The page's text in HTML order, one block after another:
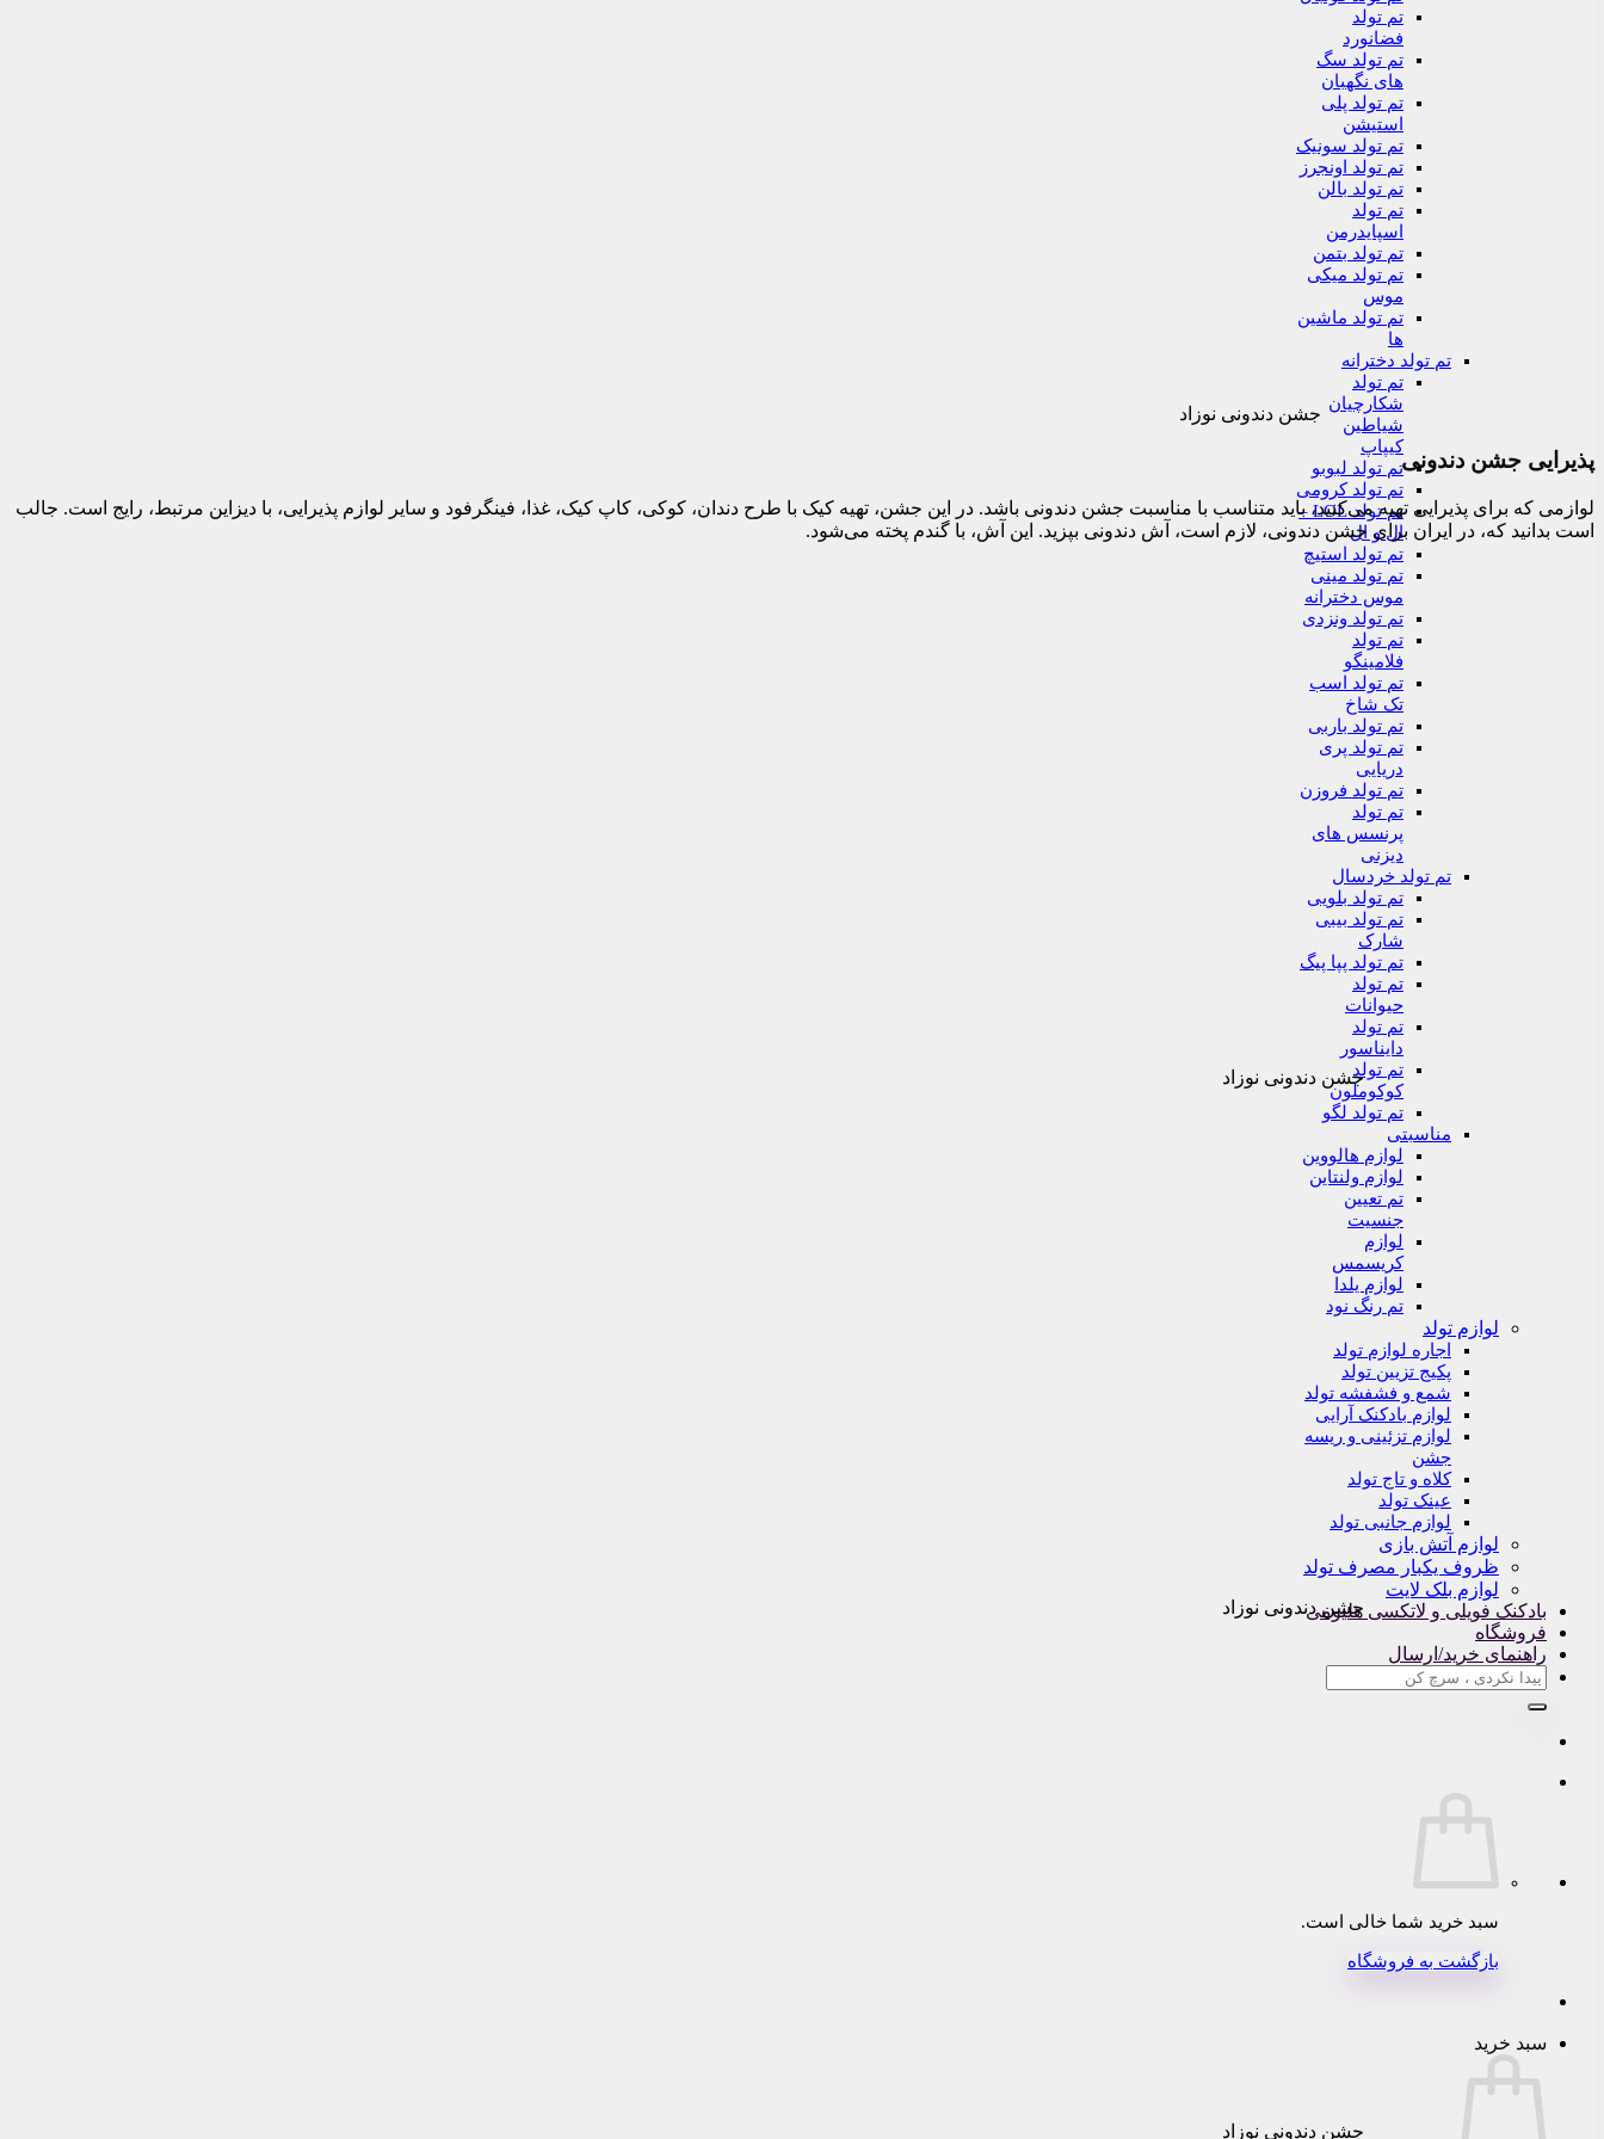
تم تولد
فضانورد
تم تولد سگ
های نگهبان
تم تولد پلی
استیشن
تم تولد سونیک
تم تولد اونجرز
تم تولد بالن
تم تولد
اسپایدرمن
تم تولد بتمن
تم تولد میکی
موس
تم تولد ماشین
ها
تم تولد دخترانه
تم تولد
شکارچیان
شیاطین
کیپاپ
تم تولد لبوبو
تم تولد کرومی
تم تولد LOL –
ال و ال
تم تولد استیچ
تم تولد مینی
موس دخترانه
تم تولد ونزدی
تم تولد
فلامینگو
تم تولد اسب
تک شاخ
تم تولد باربی
تم تولد پری
دریایی
تم تولد فروزن
تم تولد
پرنسس های
دیزنی
تم تولد خردسال
تم تولد بلویی
تم تولد بیبی
شارک
تم تولد پپا پیگ
تم تولد
حیوانات
تم تولد
دایناسور
تم تولد
کوکوملون
تم تولد لگو
مناسبتی
لوازم هالووین
لوازم ولنتاین
تم تعیین
جنسیت
لوازم
کریسمس
لوازم یلدا
تم رنگ نود
لوازم تولد
اجاره لوازم تولد
پکیج تزیین تولد
شمع و فشفشه تولد
لوازم بادکنک آرایی
لوازم تزئینی و ریسه
جشن
کلاه و تاج تولد
عینک تولد
لوازم جانبی تولد
لوازم آتش بازی
ظروف یکبار مصرف تولد
لوازم بلک لایت
بادکنک فویلی و لاتکسی هلیومی
فروشگاه
راهنمای خرید/ارسال
جستجو
سبد خرید شما خالی است.
بازگشت به فروشگاه
سبد خرید
جشن دندونی نوزاد
پذیرایی جشن دندونی
لوازمی که برای پذیرایی تهیه می‌کنید، باید متناسب با مناسبت جشن دندونی باشد. در این جشن، تهیه کیک با طرح دندان، کوکی، کاپ کیک، غذا، فینگرفود و سایر لوازم پذیرایی، با دیزاین مرتبط، رایج است. جالب
است بدانید که، در ایران برای جشن دندونی، لازم است، آش دندونی بپزید. این آش، با گندم پخته می‌شود‌.
جشن دندونی نوزاد
جشن دندونی نوزاد
جشن دندونی نوزاد